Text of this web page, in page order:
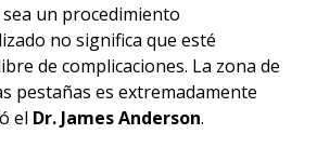
sea un procedimiento
no significa que esté
de complicaciones. La zona de
pestañas es extremadamente
el Dr. James Anderson.